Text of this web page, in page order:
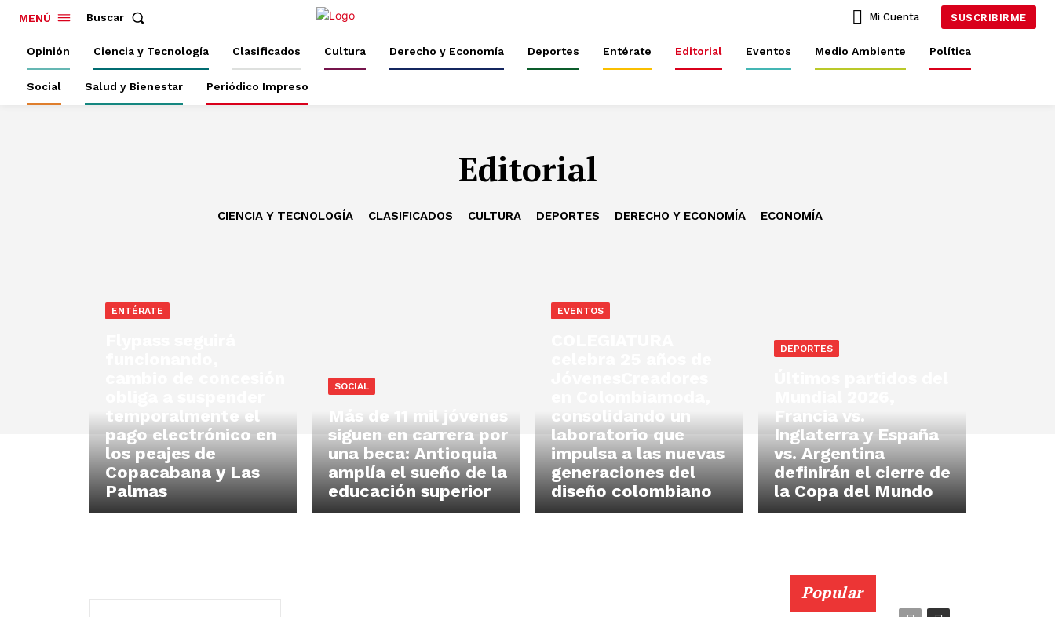
MENÚ Buscar Mi Cuenta SUSCRIBIRME
Opinión Ciencia y Tecnología Clasificados Cultura Derecho y Economía Deportes Entérate Editorial Eventos Medio Ambiente Política
Social Salud y Bienestar Periódico Impreso
Editorial
CIENCIA Y TECNOLOGÍA CLASIFICADOS CULTURA DEPORTES DERECHO Y ECONOMÍA ECONOMÍA
ENTÉRATE
temporalmente el
pago electrónico en
los peajes de
Copacabana y Las
Palmas
SOCIAL
Más de 11 mil jóvenes
siguen en carrera por
una beca: Antioquia
amplía el sueño de la
educación superior
EVENTOS
consolidando un
laboratorio que
impulsa a las nuevas
generaciones del
diseño colombiano
DEPORTES
Francia vs.
Inglaterra y España
vs. Argentina
definirán el cierre de
la Copa del Mundo
Popular